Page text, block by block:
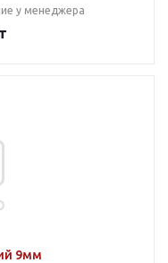
у менеджера
9мм